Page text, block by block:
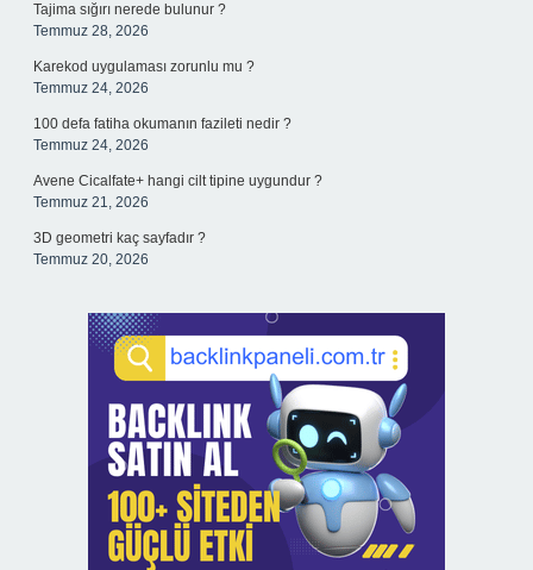
Tajima sığırı nerede bulunur ?
Temmuz 28, 2026
Karekod uygulaması zorunlu mu ?
Temmuz 24, 2026
100 defa fatiha okumanın fazileti nedir ?
Temmuz 24, 2026
Avene Cicalfate+ hangi cilt tipine uygundur ?
Temmuz 21, 2026
3D geometri kaç sayfadır ?
Temmuz 20, 2026